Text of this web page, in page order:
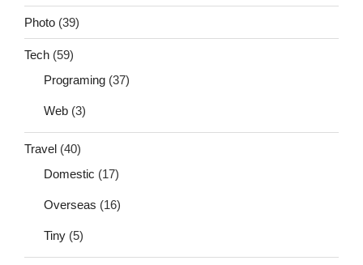
Photo (39)
Tech (59)
Programing (37)
Web (3)
Travel (40)
Domestic (17)
Overseas (16)
Tiny (5)